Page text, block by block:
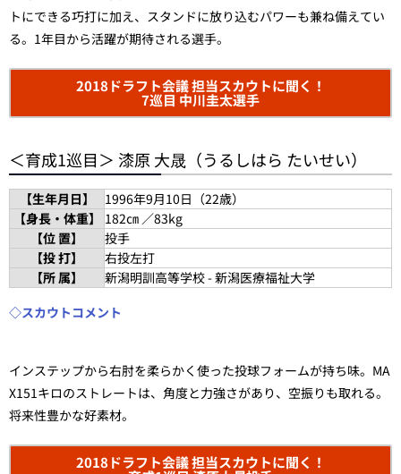
トにできる巧打に加え、スタンドに放り込むパワーも兼ね備えてい
る。1年目から活躍が期待される選手。
2018ドラフト会議 担当スカウトに聞く！
7巡目 中川圭太選手
＜育成1巡目＞ 漆原 大晟（うるしはら たいせい）
【生年月日】
1996年9月10日（22歳）
【身長・体重】
182㎝ ／83kg
【位 置】
投手
【投 打】
右投左打
【所 属】
新潟明訓高等学校 - 新潟医療福祉大学
◇スカウトコメント
インステップから右肘を柔らかく使った投球フォームが持ち味。MA
X151キロのストレートは、角度と力強さがあり、空振りも取れる。
将来性豊かな好素材。
2018ドラフト会議 担当スカウトに聞く！